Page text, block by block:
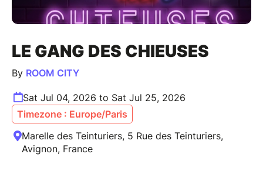
LE GANG DES CHIEUSES
By ROOM CITY
Sat Jul 04, 2026 to Sat Jul 25, 2026
Timezone : Europe/Paris
Marelle des Teinturiers, 5 Rue des Teinturiers,
Avignon, France